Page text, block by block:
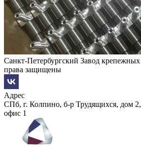
Санкт-Петербургский Завод
права защищены
Адрес
СПб, г. Колпино, б-р Трудящихся, дом
офис 1